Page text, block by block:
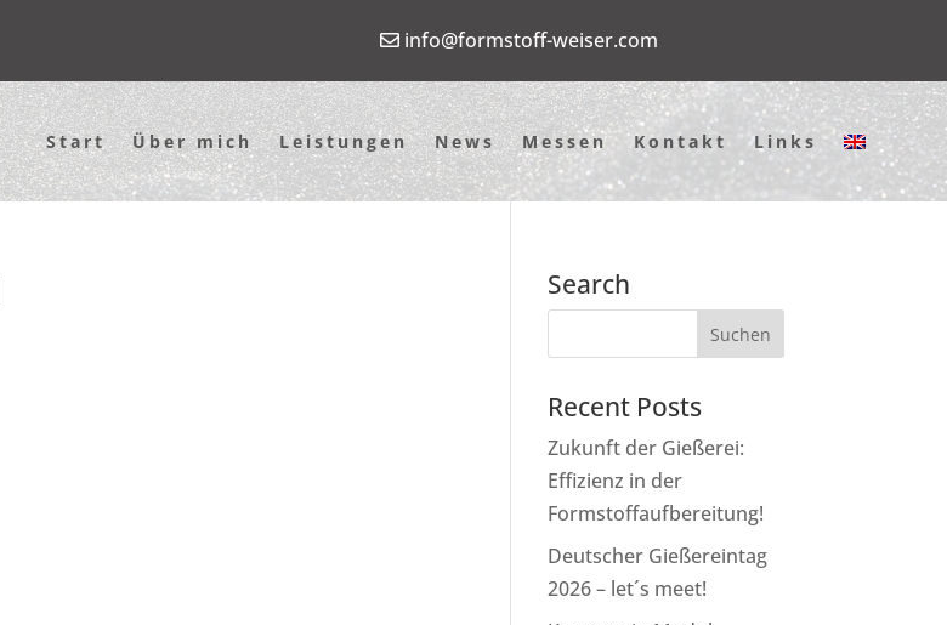
info@formstoff-weiser.com
Start Über mich Leistungen News Messen Kontakt Links
Search
Recent Posts
Zukunft der Gießerei:
Effizienz in der
Formstoffaufbereitung!
Deutscher Gießereintag
2026 – let´s meet!